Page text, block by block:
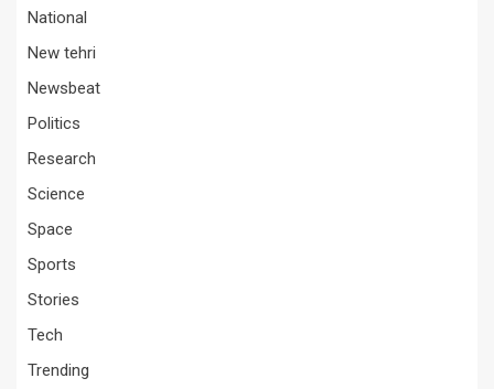
National
New tehri
Newsbeat
Politics
Research
Science
Space
Sports
Stories
Tech
Trending